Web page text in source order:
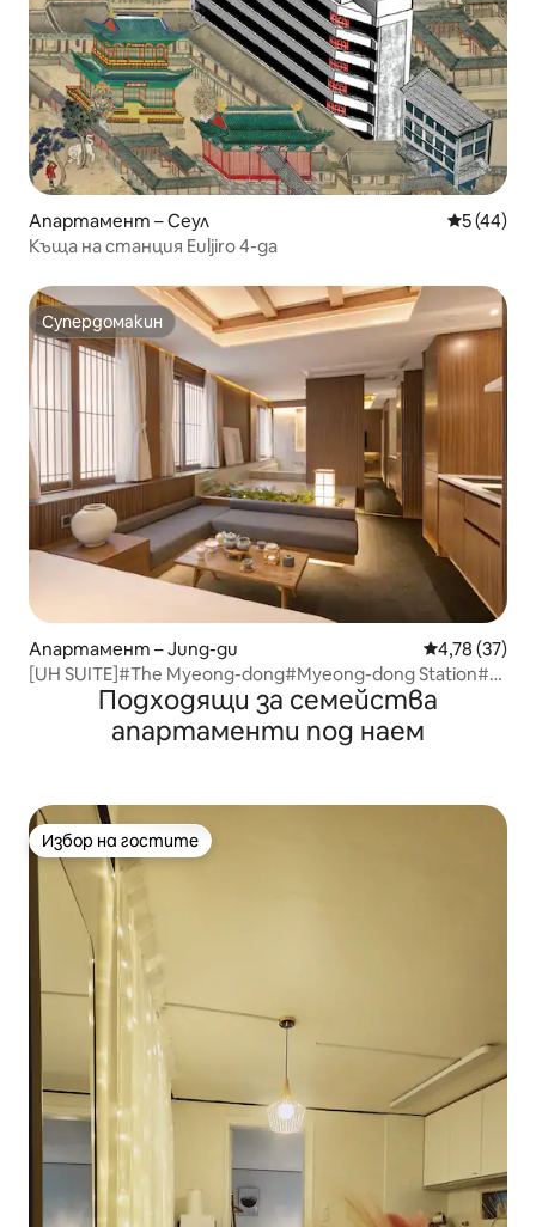
Апартамент – Сеул Средна
5 (44)
Къща на станция Euljiro 4-ga
Супердомакин
Супердомакин
Апартамент – Jung-gu Средна
4,78 (37)
[UH SUITE]#The Myeong-dong#Myeong-dong Station#1
минута пеша#Джакузи в стаята#2-местна стая
Подходящи за семейства
апартаменти под наем
Избор на гостите
Избор на гостите